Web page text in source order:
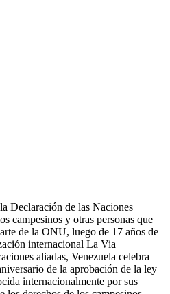
Declaración de las Naciones
campesinos y otras personas que
de la ONU, luego de 17 años de
internacional La Via
aliadas, Venezuela celebra
de la aprobación de la ley
internacionalmente por sus